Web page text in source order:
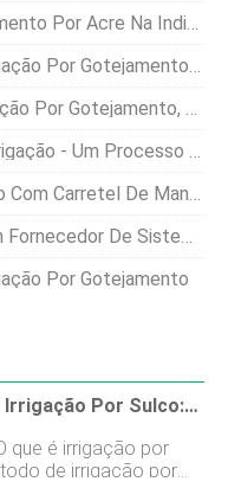
Na Índia - Um Guia Completo
Gotejamento Solar, Modelo
De Irrigação Por Gotejamento
- Um Processo Completo
De Mangueira No Paquistão
De Irrigação Por Gotejamento
Por Gotejamento
Sistema De Irrigação Por Sulco:vantagens E Desvantagens